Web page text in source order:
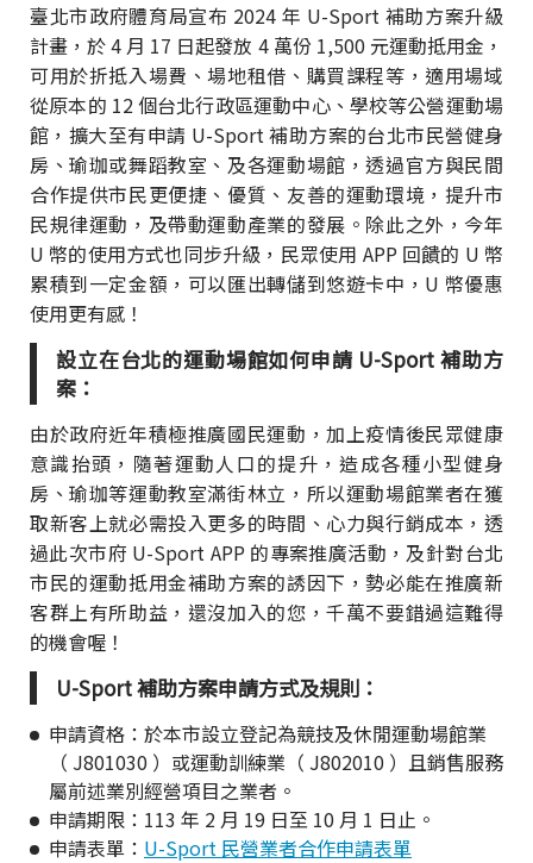
臺北市政府體育局宣布 2024 年 U-Sport 補助方案升級
計畫，於 4 月 17 日起發放 4 萬份 1,500 元運動抵用金，
可用於折抵入場費、場地租借、購買課程等，適用場域
從原本的 12 個台北行政區運動中心、學校等公營運動場
館，擴大至有申請 U-Sport 補助方案的台北市民營健身
房、瑜珈或舞蹈教室、及各運動場館，透過官方與民間
合作提供市民更便捷、優質、友善的運動環境，提升市
民規律運動，及帶動運動產業的發展。除此之外，今年
U 幣的使用方式也同步升級，民眾使用 APP 回饋的 U 幣
累積到一定金額，可以匯出轉儲到悠遊卡中，U 幣優惠
使用更有感！
設立在台北的運動場館如何申請 U-Sport 補助方
案：
由於政府近年積極推廣國民運動，加上疫情後民眾健康
意識抬頭，隨著運動人口的提升，造成各種小型健身
房、瑜珈等運動教室滿街林立，所以運動場館業者在獲
取新客上就必需投入更多的時間、心力與行銷成本，透
過此次市府 U-Sport APP 的專案推廣活動，及針對台北
市民的運動抵用金補助方案的誘因下，勢必能在推廣新
客群上有所助益，還沒加入的您，千萬不要錯過這難得
的機會喔！
U-Sport 補助方案申請方式及規則：
申請資格：於本市設立登記為競技及休閒運動場館業
（ J801030 ）或運動訓練業（ J802010 ）且銷售服務
屬前述業別經營項目之業者。
申請期限：113 年 2 月 19 日至 10 月 1 日止。
申請表單： U-Sport 民營業者合作申請表單